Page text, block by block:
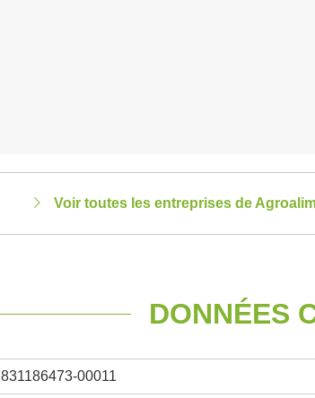
Voir toutes les entreprises de
DONNÉES
831186473-00011